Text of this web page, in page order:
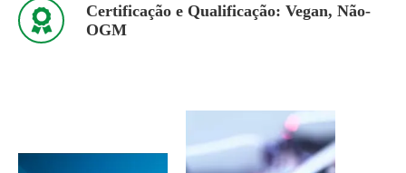

Certificação e Qualificação: Vegan, Não-
OGM